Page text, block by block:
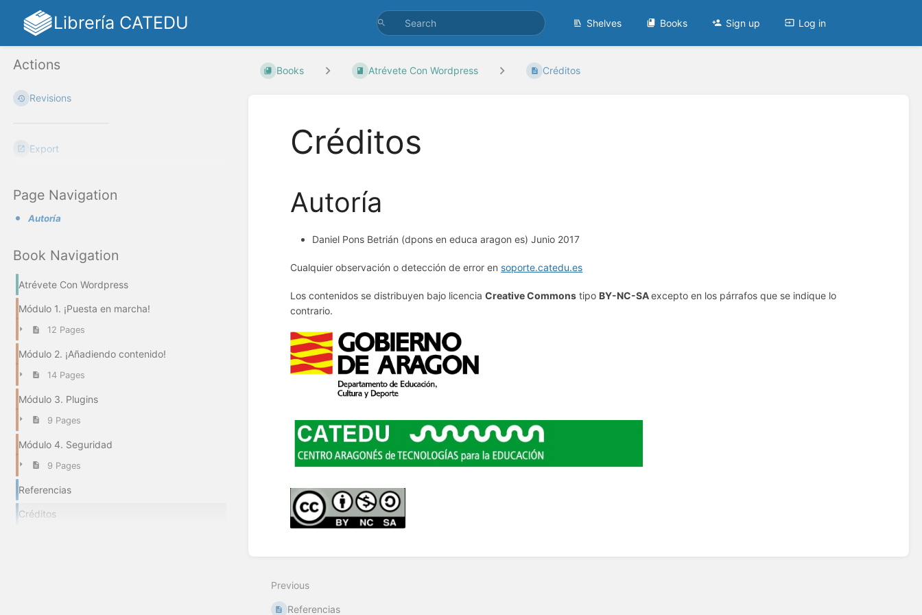
Librería CATEDU Shelves Books Sign up Log in
Actions
Revisions
Export
Page Navigation
Autoría
Book Navigation
Atrévete Con Wordpress
Módulo 1. ¡Puesta en marcha!
12 Pages
Módulo 2. ¡Añadiendo contenido!
14 Pages
Módulo 3. Plugins
9 Pages
Módulo 4. Seguridad
9 Pages
Referencias
Créditos
Books Atrévete Con Wordpress Créditos
Créditos
Autoría
Daniel Pons Betrián (dpons en educa aragon es) Junio 2017
Cualquier observación o detección de error en soporte.catedu.es
Los contenidos se distribuyen bajo licenciaCreative Commons tipo BY-NC-SAexcepto en los párrafos que se indique lo
contrario.
mode
Previous
Referencias